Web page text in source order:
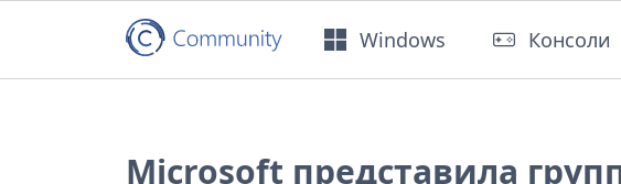
Windows Консоли
Microsoft представила